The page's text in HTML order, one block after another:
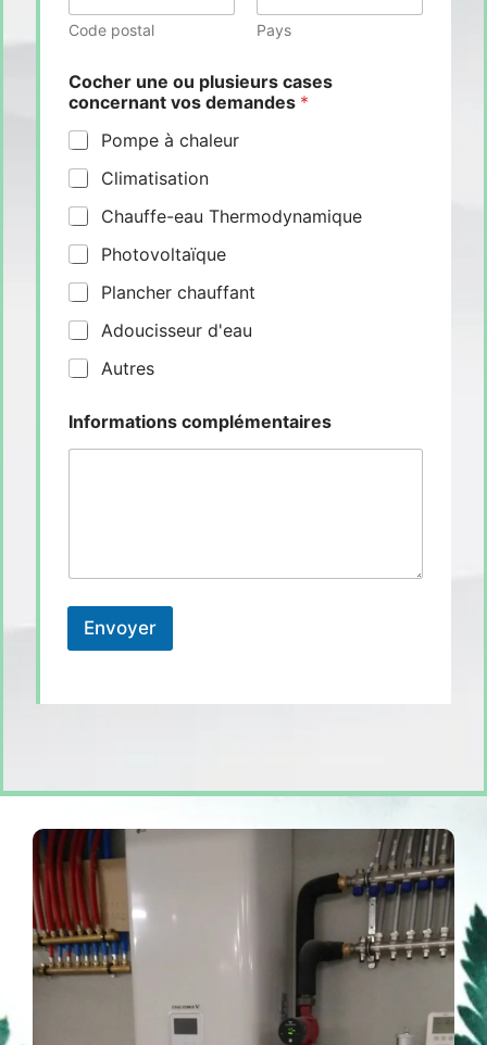
Code postal Pays
Cocher une ou plusieurs cases
concernant vos demandes *
Pompe à chaleur
Climatisation
Chauffe-eau Thermodynamique
Photovoltaïque
Plancher chauffant
Adoucisseur d'eau
Autres
Informations complémentaires
Envoyer